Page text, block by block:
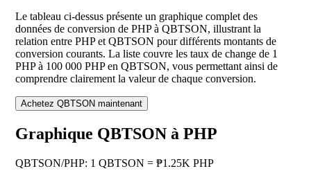
Le tableau ci-dessus présente un graphique complet des
données de conversion de PHP à QBTSON, illustrant la
relation entre PHP et QBTSON pour différents montants de
conversion courants. La liste couvre les taux de change de 1
PHP à 100 000 PHP en QBTSON, vous permettant ainsi de
comprendre clairement la valeur de chaque conversion.
Achetez QBTSON maintenant
Graphique QBTSON à PHP
QBTSON/PHP: 1 QBTSON = ₱1.25K PHP